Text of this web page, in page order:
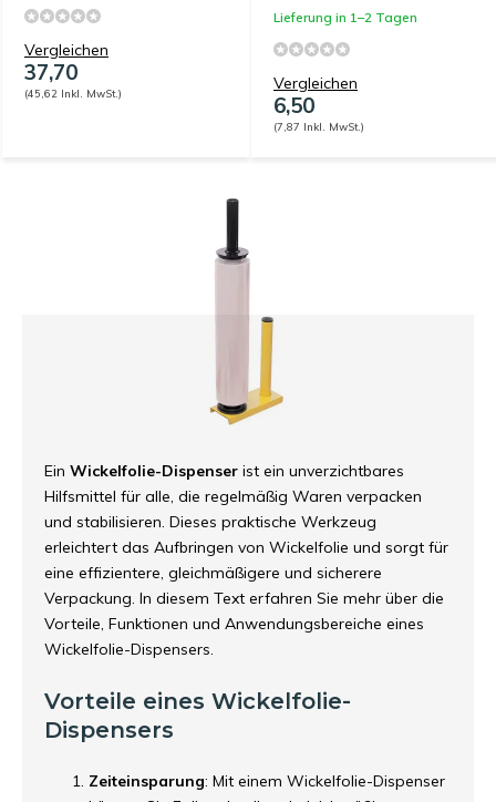
Vergleichen
37,70
(45,62 Inkl. MwSt.)
Lieferung in 1–2 Tagen
Vergleichen
6,50
(7,87 Inkl. MwSt.)
Ein Wickelfolie-Dispenser ist ein unverzichtbares
Hilfsmittel für alle, die regelmäßig Waren verpacken
und stabilisieren. Dieses praktische Werkzeug
erleichtert das Aufbringen von Wickelfolie und sorgt für
eine effizientere, gleichmäßigere und sicherere
Verpackung. In diesem Text erfahren Sie mehr über die
Vorteile, Funktionen und Anwendungsbereiche eines
Wickelfolie-Dispensers.
Vorteile eines Wickelfolie-
Dispensers
Zeiteinsparung: Mit einem Wickelfolie-Dispenser